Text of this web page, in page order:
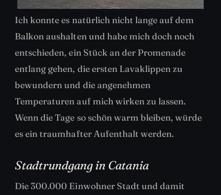
Ich konnte es natürlich nicht lange auf dem
Balkon aushalten und habe mich doch noch
entschieden, ein Stück an der Promenade
entlang gehen, die ersten Lavaklippen zu
bewundern und die angenehmen
Temperaturen auf mich wirken zu lassen.
Wenn die Tage so schön warm bleiben, würde
es ein traumhafter Aufenthalt werden.
Stadtrundgang in Catania
Die 300.000 Einwohner Stadt und damit